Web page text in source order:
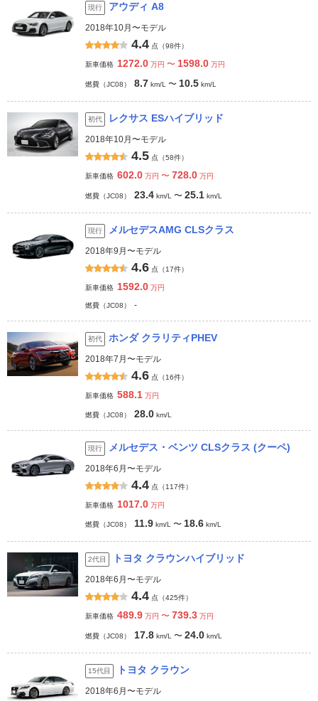
現行 アウディ A8
2018年10月〜モデル
4.4 点（98件）
新車価格 1272.0 万円 〜 1598.0 万円
燃費（JC08） 8.7 km/L 〜 10.5 km/L
初代 レクサス ESハイブリッド
2018年10月〜モデル
4.5 点（58件）
新車価格 602.0 万円 〜 728.0 万円
燃費（JC08） 23.4 km/L 〜 25.1 km/L
現行 メルセデスAMG CLSクラス
2018年9月〜モデル
4.6 点（17件）
新車価格 1592.0 万円
燃費（JC08） -
初代 ホンダ クラリティPHEV
2018年7月〜モデル
4.6 点（16件）
新車価格 588.1 万円
燃費（JC08） 28.0 km/L
現行 メルセデス・ベンツ CLSクラス (クーペ)
2018年6月〜モデル
4.4 点（117件）
新車価格 1017.0 万円
燃費（JC08） 11.9 km/L 〜 18.6 km/L
2代目 トヨタ クラウンハイブリッド
2018年6月〜モデル
4.4 点（425件）
新車価格 489.9 万円 〜 739.3 万円
燃費（JC08） 17.8 km/L 〜 24.0 km/L
15代目 トヨタ クラウン
2018年6月〜モデル